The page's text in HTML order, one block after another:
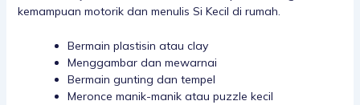
kemampuan motorik dan menulis Si Kecil di rumah.
Bermain plastisin atau clay
Menggambar dan mewarnai
Bermain gunting dan tempel
Meronce manik-manik atau puzzle kecil